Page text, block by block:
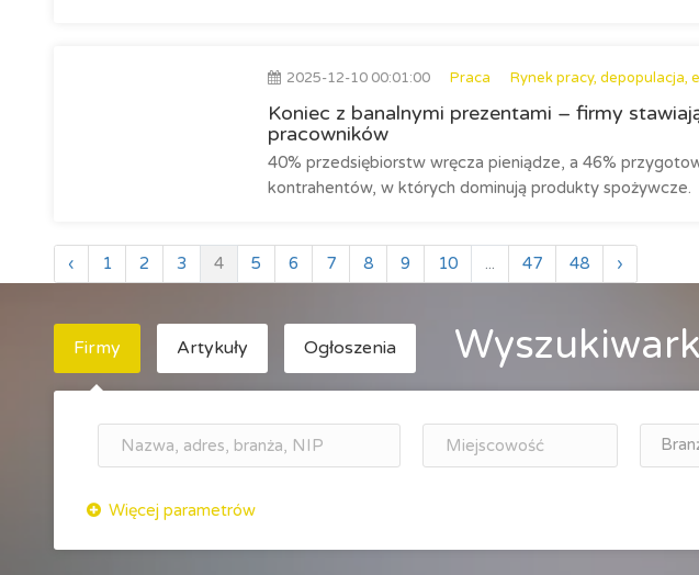
2025-12-10 00:01:00 Praca Rynek pracy, depopulacja,
Koniec z banalnymi prezentami – firmy
pracowników
40% przedsiębiorstw wręcza pieniądze, a 46%
kontrahentów, w których dominują produkty spożywcze.
‹ 1 2 3 4 5 6 7 8 9 10 ... 47 48 ›
Firmy Artykuły Ogłoszenia